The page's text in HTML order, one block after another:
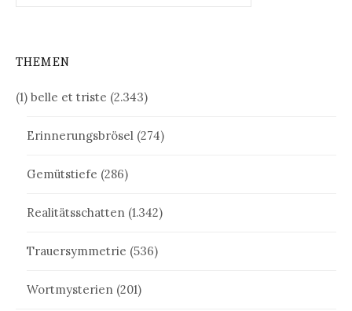
THEMEN
(1) belle et triste (2.343)
Erinnerungsbrösel (274)
Gemütstiefe (286)
Realitätsschatten (1.342)
Trauersymmetrie (536)
Wortmysterien (201)